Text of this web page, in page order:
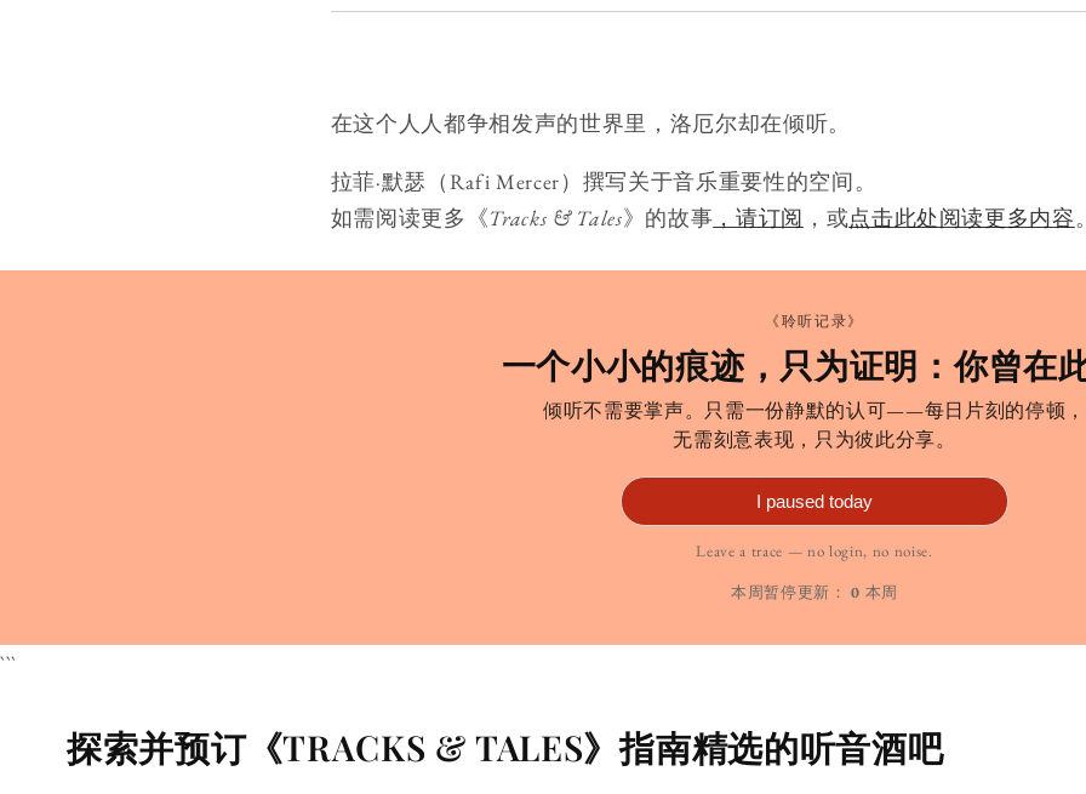
在这个人人都争相发声的世界里，洛厄尔却在倾听。
拉菲·默瑟（Rafi Mercer）撰写关于音乐重要性的空间。
如需阅读更多《Tracks & Tales》的故事 ，请订阅 ，或点击此处阅读更多内容
《聆听记录》
一个小小的痕迹，只为证明：你曾在
倾听不需要掌声。只需一份静默的认可——每日片刻的停顿，
无需刻意表现，只为彼此分享。
I paused today
Leave a trace — no login, no noise.
本周暂停更新： 0 本周
```
探索并预订《TRACKS & TALES》指南精选的听音酒吧